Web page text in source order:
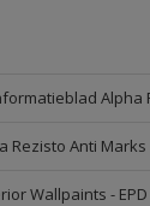
Rezisto Anti Marks